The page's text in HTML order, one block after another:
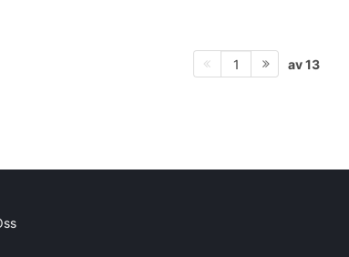
1 av 13